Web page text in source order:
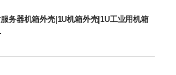
务器机箱外壳|1U机箱外壳|1U工业用机箱